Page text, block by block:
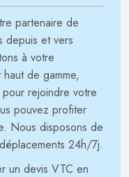
partenaire de
depuis et vers
à votre
de gamme,
rejoindre votre
pouvez profiter
Nous disposons de
24h/7j.
un devis VTC en